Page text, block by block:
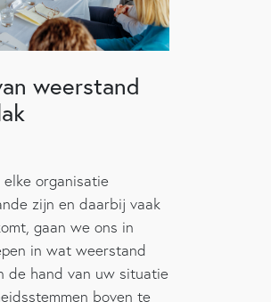
weerstand
organisatie
zijn en daarbij vaak
gaan we ons in
in wat weerstand
de hand van uw situatie
boven te